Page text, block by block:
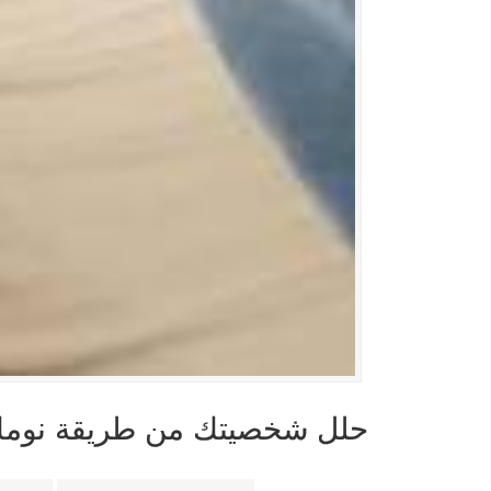
حلل شخصيتك من طريقة